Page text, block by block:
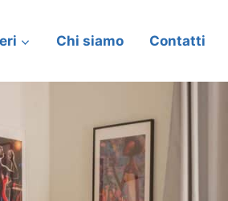
Chi siamo Contatti